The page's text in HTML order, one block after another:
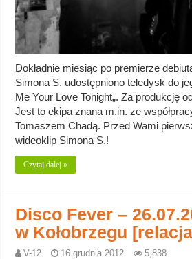
Dokładnie miesiąc po premierze
Simona S. udostępniono teledysk do
Me Your Love Tonight„. Za produkcję
Jest to ekipa znana m.in. ze
Tomaszem Chadą. Przed Wami
wideoklip Simona S.!
Czytaj dalej »
Disco Fever –
w Kołobrzegu
V-12 16 grudnia 2012 5,838